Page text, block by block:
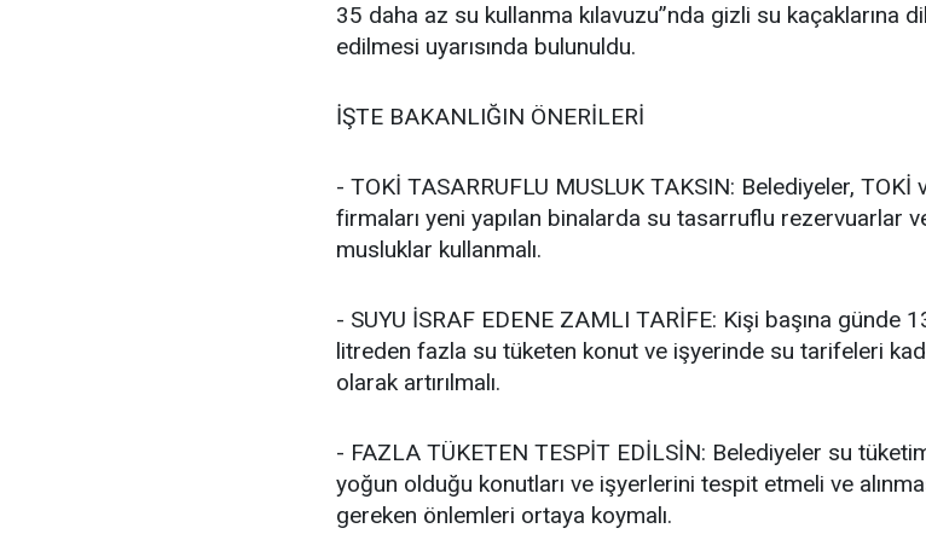
35 daha az su kullanma kılavuzu”nda gizli su kaçaklarına
edilmesi uyarısında bulunuldu.
İŞTE BAKANLIĞIN ÖNERİLERİ
- TOKİ TASARRUFLU MUSLUK TAKSIN: Belediyeler, TOKİ
firmaları yeni yapılan binalarda su tasarruflu rezervuarlar
musluklar kullanmalı.
- SUYU İSRAF EDENE ZAMLI TARİFE: Kişi başına günde
litreden fazla su tüketen konut ve işyerinde su tarifeleri
olarak artırılmalı.
- FAZLA TÜKETEN TESPİT EDİLSİN: Belediyeler su
yoğun olduğu konutları ve işyerlerini tespit etmeli ve
gereken önlemleri ortaya koymalı.